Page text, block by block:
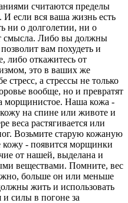
считаются пределы
если вся ваша жизнь есть
ни о долголетии, ни о
смысла. Либо вы должны
вам похудеть и
либо откажитесь от
это в ваших же
стресс, а стрессы не только
вообще, но и превратят
морщинистое. Наша кожа -
кожу на спине или животе и
веса растягивается или
Возьмите старую кожаную
кожу - появится морщинки
от нашей, выделана и
веществами. Помните, вес
больше он или меньше
жить и использовать
и силы в погоне за